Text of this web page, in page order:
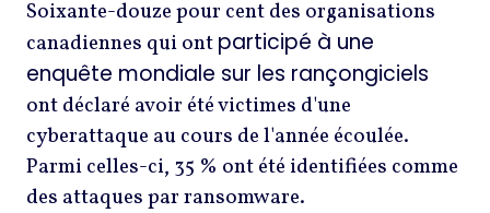
Soixante-douze pour cent des organisations
canadiennes qui ontparticipé à une
enquête mondiale sur les rançongiciels
ont déclaré avoir été victimes d'une
cyberattaque au cours de l'année écoulée.
Parmi celles-ci, 35 % ont été identifiées comme
des attaques par ransomware.